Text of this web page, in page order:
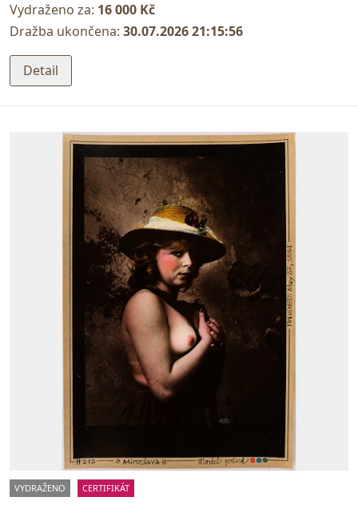
Vydraženo za: 16 000 Kč
Dražba ukončena: 30.07.2026 21:15:56
Detail
VYDRAŽENO CERTIFIKÁT